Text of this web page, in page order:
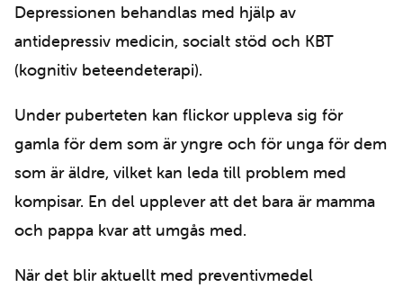
Depressionen behandlas med hjälp av
antidepressiv medicin, socialt stöd och KBT
(kognitiv beteendeterapi).
Under puberteten kan flickor uppleva sig för
gamla för dem som är yngre och för unga för dem
som är äldre, vilket kan leda till problem med
kompisar. En del upplever att det bara är mamma
och pappa kvar att umgås med.
När det blir aktuellt med preventivmedel